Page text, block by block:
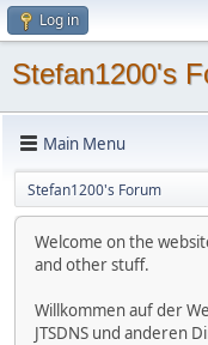
Log in
Stefan1200's
Main Menu
Stefan1200's Forum
Welcome on the
and other stuff.
Willkommen auf der
JTSDNS und anderen